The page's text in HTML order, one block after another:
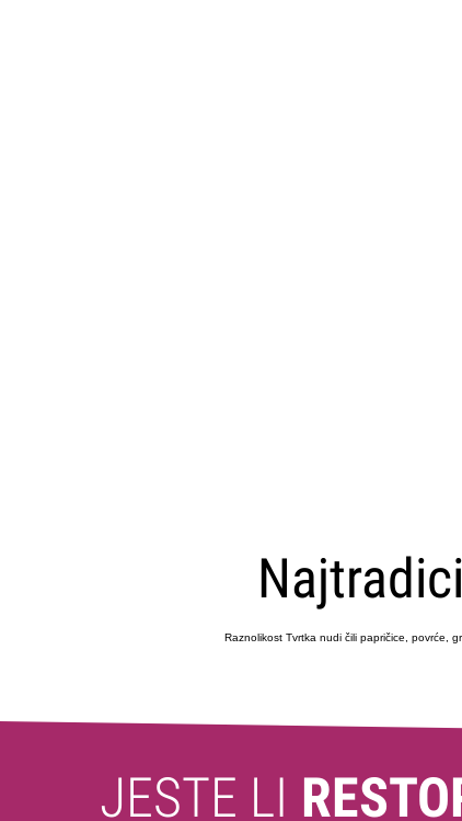
Raznolikost Tvrtka nudi čili papričice, povrće,
JESTE LI